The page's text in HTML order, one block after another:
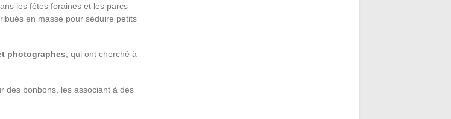
les fêtes foraines et les parcs
en masse pour séduire petits
photographes , qui ont cherché à
des bonbons, les associant à des